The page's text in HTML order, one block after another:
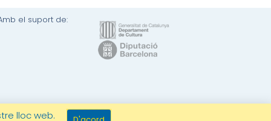
el suport de:
i devolucions – Transparència
lloc web.